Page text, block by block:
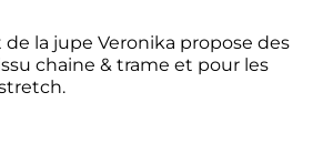
la jupe Veronika propose des
chaine & trame et pour les